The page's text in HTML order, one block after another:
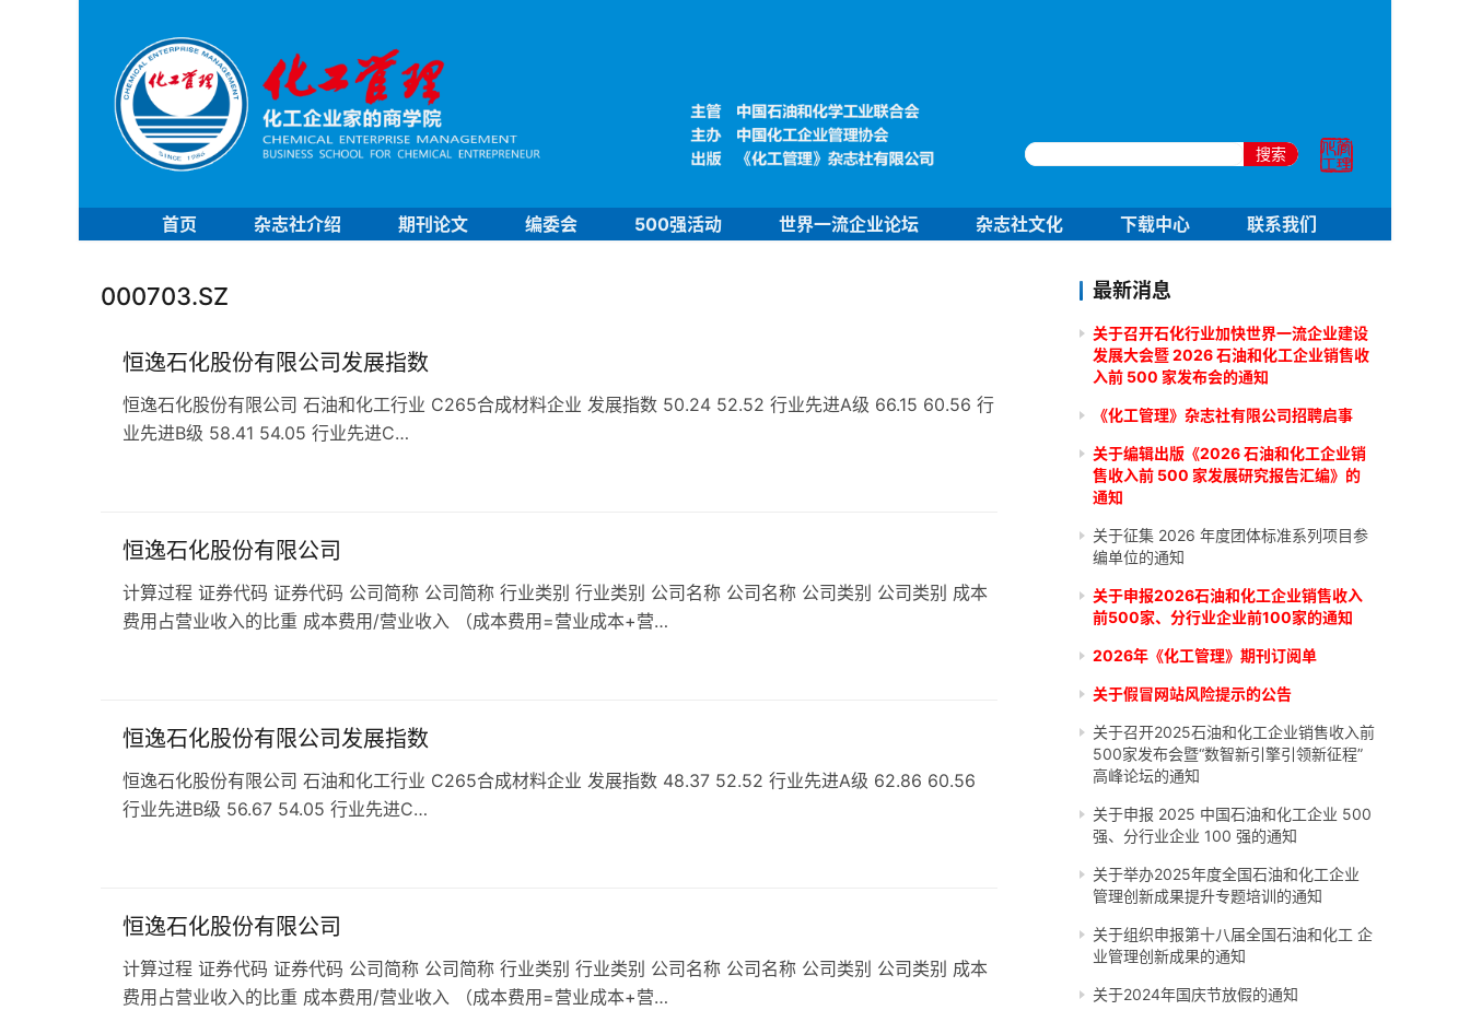
搜索
首页 杂志社介绍 期刊论文 编委会 500强活动 世界一流企业论坛 杂志社文化 下载中心 联系我们
000703.SZ
恒逸石化股份有限公司发展指数
恒逸石化股份有限公司 石油和化工行业 C265合成材料企业 发展指数 50.24 52.52 行业先进A级 66.15 60.56 行
业先进B级 58.41 54.05 行业先进C…
恒逸石化股份有限公司
计算过程 证券代码 证券代码 公司简称 公司简称 行业类别 行业类别 公司名称 公司名称 公司类别 公司类别 成本
费用占营业收入的比重 成本费用/营业收入 （成本费用=营业成本+营…
恒逸石化股份有限公司发展指数
恒逸石化股份有限公司 石油和化工行业 C265合成材料企业 发展指数 48.37 52.52 行业先进A级 62.86 60.56
行业先进B级 56.67 54.05 行业先进C…
恒逸石化股份有限公司
计算过程 证券代码 证券代码 公司简称 公司简称 行业类别 行业类别 公司名称 公司名称 公司类别 公司类别 成本
费用占营业收入的比重 成本费用/营业收入 （成本费用=营业成本+营…
最新消息
关于召开石化行业加快世界一流企业建设
发展大会暨 2026 石油和化工企业销售收
入前 500 家发布会的通知
《化工管理》杂志社有限公司招聘启事
关于编辑出版《2026 石油和化工企业销
售收入前 500 家发展研究报告汇编》的
通知
关于征集 2026 年度团体标准系列项目参
编单位的通知
关于申报2026石油和化工企业销售收入
前500家、分行业企业前100家的通知
2026年《化工管理》期刊订阅单
关于假冒网站风险提示的公告
关于召开2025石油和化工企业销售收入前
500家发布会暨“数智新引擎引领新征程”
高峰论坛的通知
关于申报 2025 中国石油和化工企业 500
强、分行业企业 100 强的通知
关于举办2025年度全国石油和化工企业
管理创新成果提升专题培训的通知
关于组织申报第十八届全国石油和化工 企
业管理创新成果的通知
关于2024年国庆节放假的通知